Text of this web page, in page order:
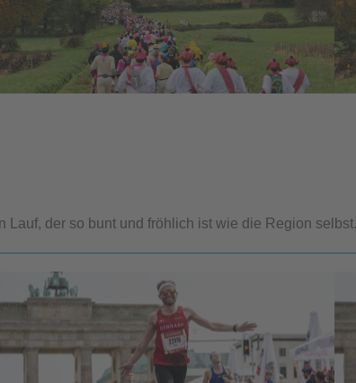
Lauf, der so bunt und fröhlich ist wie die Region selbst.